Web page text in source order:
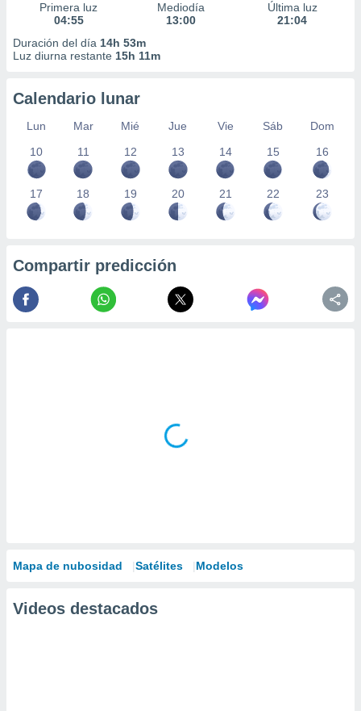
Primera luz
04:55
Mediodía
13:00
Última luz
21:04
Duración del día 14h 53m
Luz diurna restante 15h 11m
Calendario lunar
Lun Mar Mié Jue Vie Sáb
Dom
10
11 12 13 14 15 16
17 18 19 20 21 22 23
Compartir predicción
Mapa de nubosidad Satélites Modelos
Videos destacados